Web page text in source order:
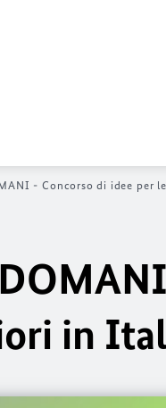
- Concorso di idee per
in